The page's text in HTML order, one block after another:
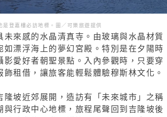
是登嘉樓必訪地標。圖／可樂旅遊提供
來感的水晶清真寺。由玻璃與水晶材質
漂浮海上的夢幻宮殿。特別是在夕陽時
愛好者朝聖景點。入內參觀時，只要穿
租借，讓旅客能輕鬆體驗穆斯林文化。
坡近郊展開，造訪有「未來城市」之稱
行政中心地標，旅程尾聲回到吉隆坡後